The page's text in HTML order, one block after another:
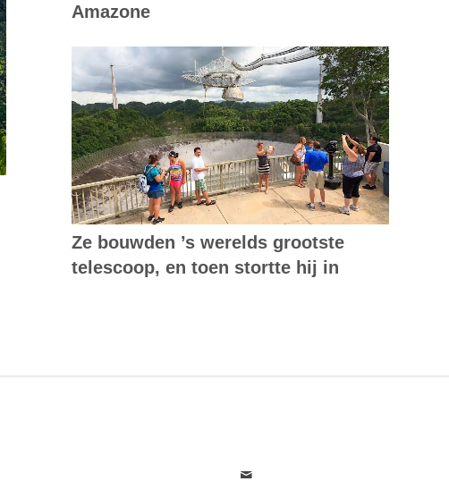
Amazone
Ze bouwden ’s werelds grootste
telescoop, en toen stortte hij in